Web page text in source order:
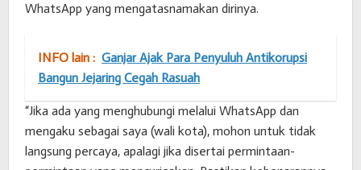
WhatsApp yang mengatasnamakan dirinya.
INFO lain : Ganjar Ajak Para Penyuluh Antikorupsi
Bangun Jejaring Cegah Rasuah
“Jika ada yang menghubungi melalui WhatsApp dan
mengaku sebagai saya (wali kota), mohon untuk tidak
langsung percaya, apalagi jika disertai permintaan-